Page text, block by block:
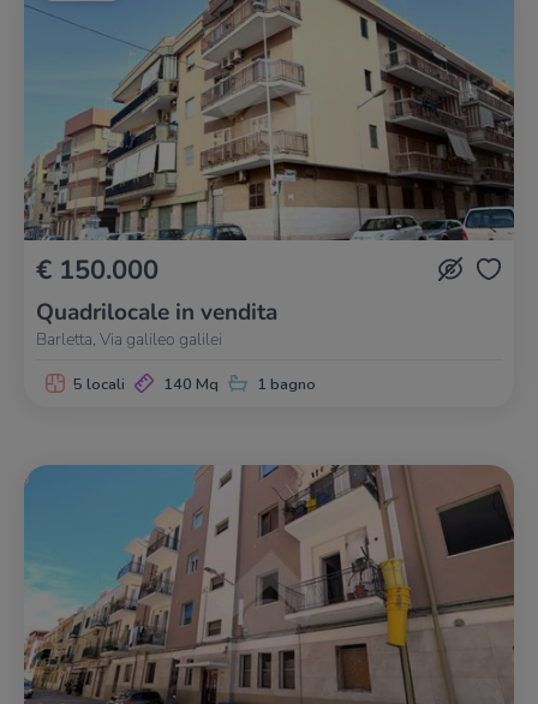
€ 150.000
Quadrilocale in vendita
Barletta, Via galileo galilei
5 locali 140 Mq 1 bagno